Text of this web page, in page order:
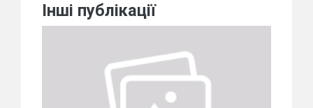
Інші публікації